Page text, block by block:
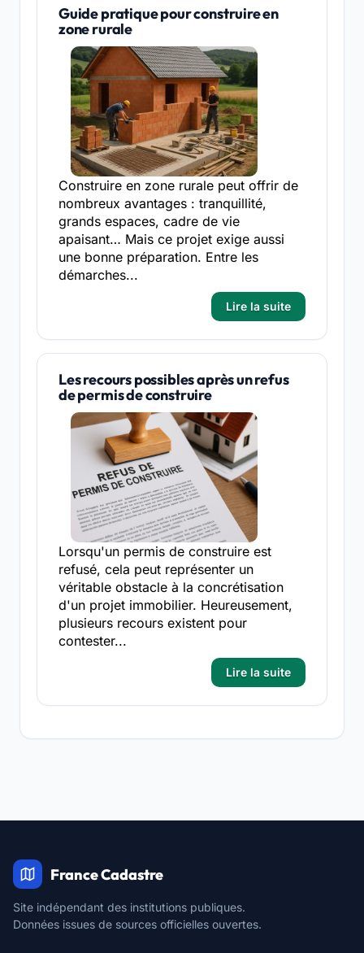
Guide pratique pour construire en
zone rurale
Construire en zone rurale peut offrir de
nombreux avantages : tranquillité,
grands espaces, cadre de vie
apaisant… Mais ce projet exige aussi
une bonne préparation. Entre les
démarches...
Lire la suite
Les recours possibles après un refus
de permis de construire
Lorsqu'un permis de construire est
refusé, cela peut représenter un
véritable obstacle à la concrétisation
d'un projet immobilier. Heureusement,
plusieurs recours existent pour
contester...
Lire la suite
France Cadastre
Site indépendant des institutions publiques.
Données issues de sources officielles ouvertes.